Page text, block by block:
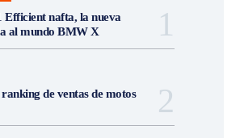
nafta, la nueva
al mundo BMW X
de ventas de motos